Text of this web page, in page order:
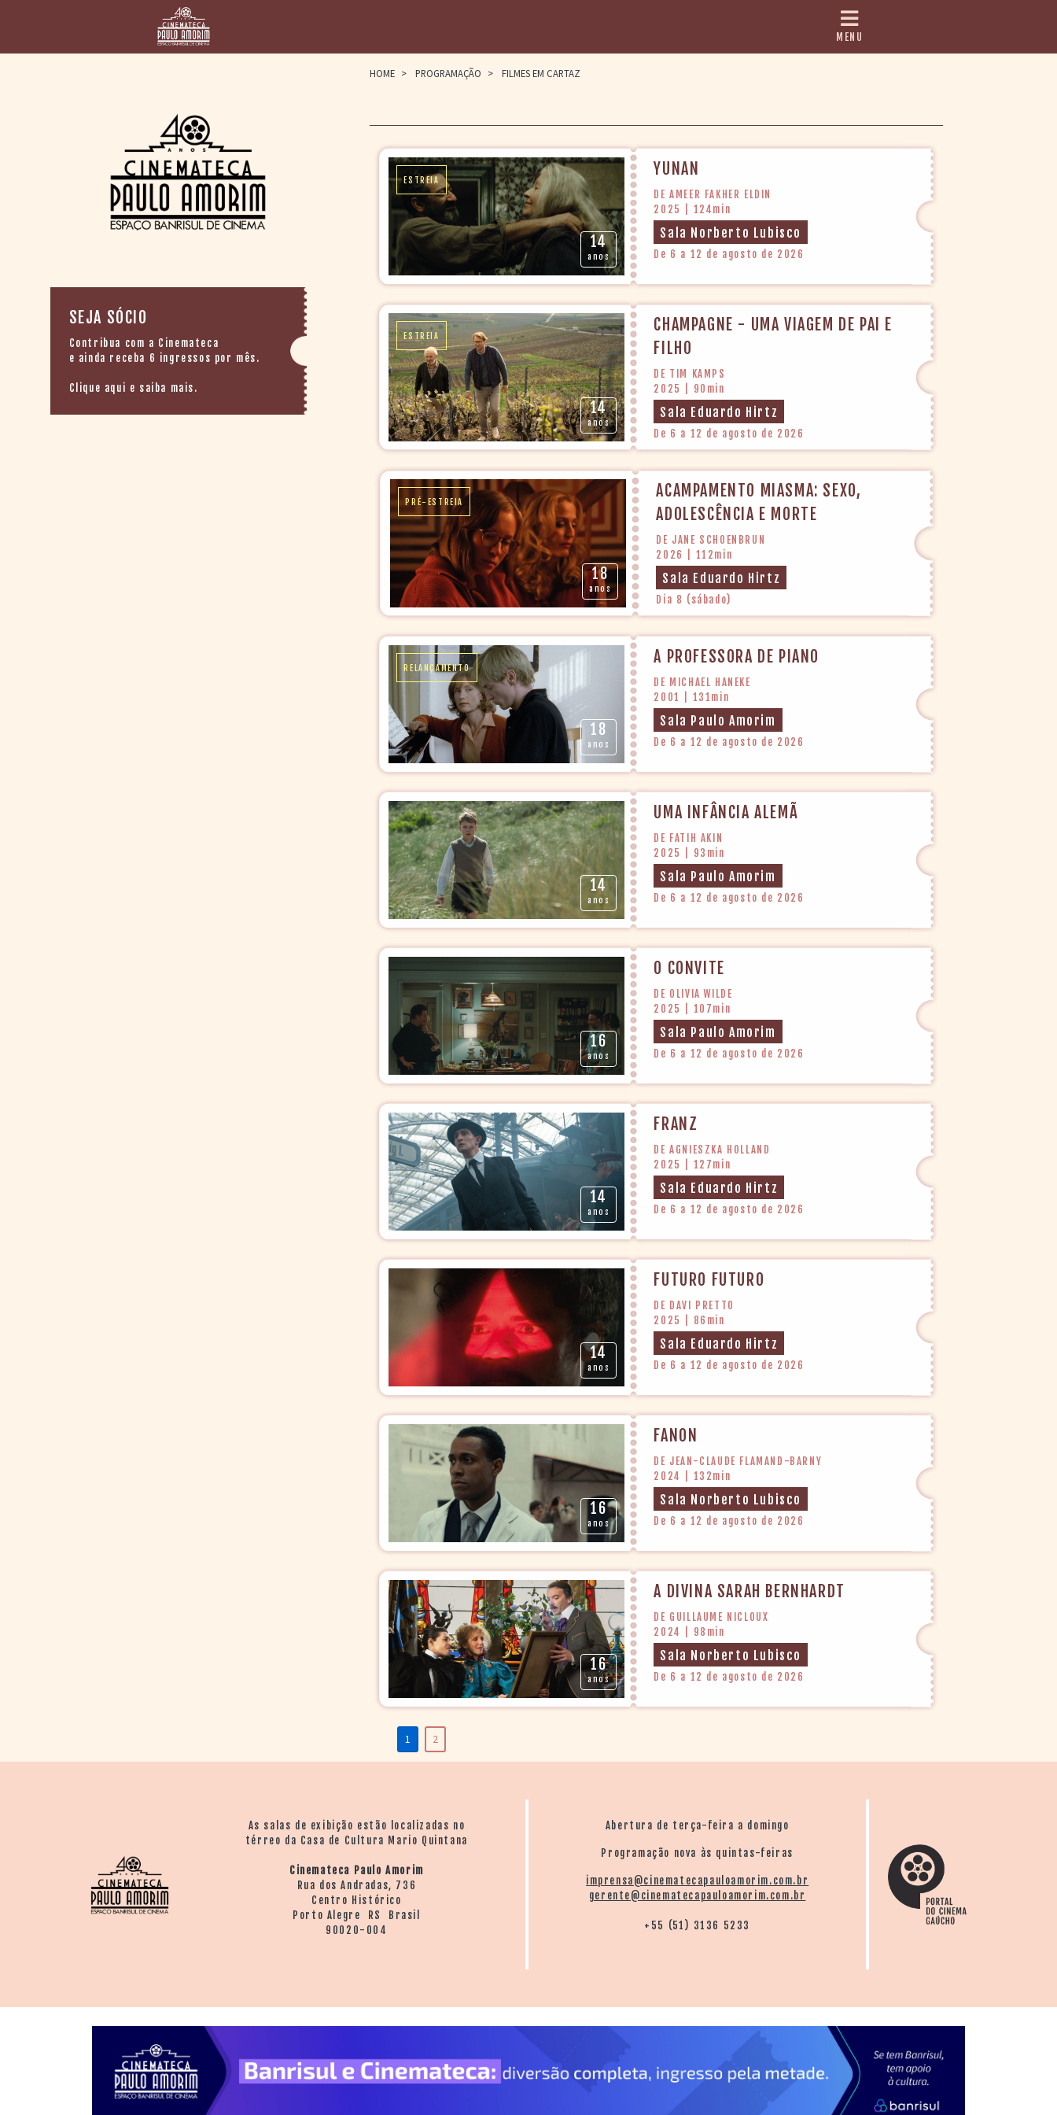
> HOMENAGEADOS
> ASSOCIAÇÃO DOS
> BIBLIOTECA
> GRADE SEMANAL
> PREÇOS E
DESCONTOS
> SALAS
PORTAL DO
CINEMA GAÚCHO
MENU
HOME > PROGRAMAÇÃO > FILMES EM CARTAZ
SEJA SÓCIO
Contribua com a Cinemateca
e ainda receba 6 ingressos por mês.
Clique aqui e saiba mais.
ESTREIA
14
anos
YUNAN
DE AMEER FAKHER ELDIN
2025 | 124min
Sala Norberto Lubisco
De 6 a 12 de agosto de 2026
ESTREIA
14
anos
CHAMPAGNE - UMA VIAGEM DE PAI E
FILHO
DE TIM KAMPS
2025 | 90min
Sala Eduardo Hirtz
De 6 a 12 de agosto de 2026
PRÉ-ESTREIA
18
anos
ACAMPAMENTO MIASMA: SEXO,
ADOLESCÊNCIA E MORTE
DE JANE SCHOENBRUN
2026 | 112min
Sala Eduardo Hirtz
Dia 8 (sábado)
RELANÇAMENTO
18
anos
A PROFESSORA DE PIANO
DE MICHAEL HANEKE
2001 | 131min
Sala Paulo Amorim
De 6 a 12 de agosto de 2026
14
anos
UMA INFÂNCIA ALEMÃ
DE FATIH AKIN
2025 | 93min
Sala Paulo Amorim
De 6 a 12 de agosto de 2026
16
anos
O CONVITE
DE OLIVIA WILDE
2025 | 107min
Sala Paulo Amorim
De 6 a 12 de agosto de 2026
14
anos
FRANZ
DE AGNIESZKA HOLLAND
2025 | 127min
Sala Eduardo Hirtz
De 6 a 12 de agosto de 2026
14
anos
FUTURO FUTURO
DE DAVI PRETTO
2025 | 86min
Sala Eduardo Hirtz
De 6 a 12 de agosto de 2026
16
anos
FANON
DE JEAN-CLAUDE FLAMAND-BARNY
2024 | 132min
Sala Norberto Lubisco
De 6 a 12 de agosto de 2026
16
anos
A DIVINA SARAH BERNHARDT
DE GUILLAUME NICLOUX
2024 | 98min
Sala Norberto Lubisco
De 6 a 12 de agosto de 2026
1 2
As salas de exibição estão localizadas no
térreo da Casa de Cultura Mario Quintana
Cinemateca Paulo Amorim
Rua dos Andradas, 736
Centro Histórico
Porto Alegre RS Brasil
90020-004
Abertura de terça-feira a domingo
Programação nova às quintas-feiras
imprensa@cinematecapauloamorim.com.br
gerente@cinematecapauloamorim.com.br
+55 (51) 3136 5233